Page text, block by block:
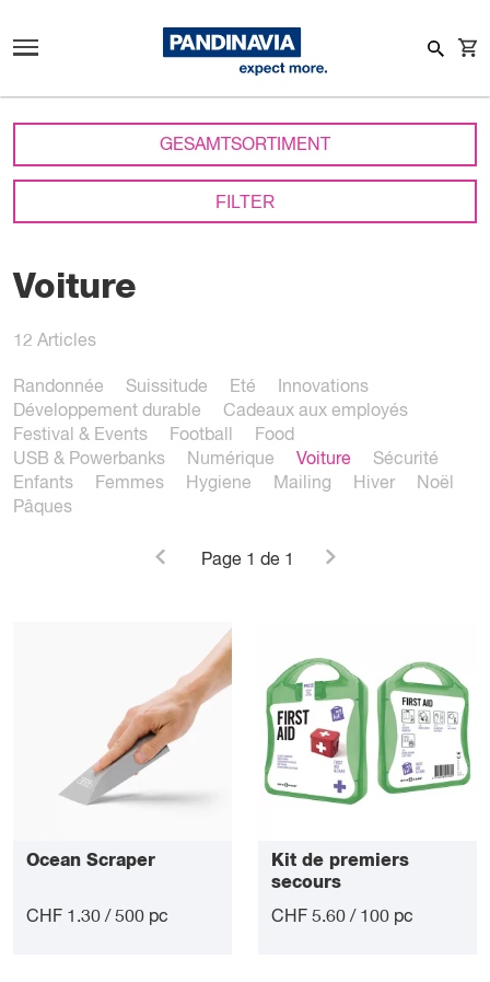
GESAMTSORTIMENT
FILTER
Voiture
12 Articles
Randonnée Suissitude Eté
Innovations
Développement durable
Cadeaux aux employés
Festival & Events
Football
Food
USB & Powerbanks
Numérique Voiture
Sécurité
Enfants
Femmes Hygiene Mailing Hiver
Noël
Pâques
Page 1 de 1
Ocean Scraper
CHF 1.30 / 500 pc
Kit de premiers
secours
CHF 5.60 / 100 pc